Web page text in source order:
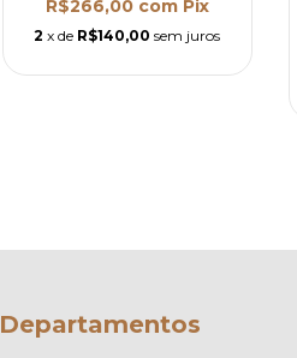
R$266,00 com Pix
2 x de R$140,00 sem juros
Departamentos